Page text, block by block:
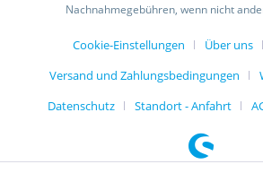
Nachnahmegebühren, wenn nicht
Cookie-Einstellungen Über uns
Versand und Zahlungsbedingungen
Datenschutz
Standort - Anfahrt